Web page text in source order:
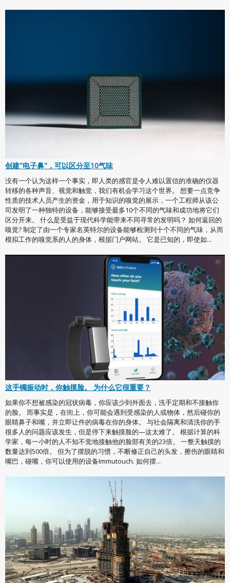
创建"电子鼻"，可以区分至10气味
没有一个认为这样一个事实，即人类的感官是令人难以置信的准确的仪器
转移的各种声音、视觉和触觉，我们有机会学习这个世界。 想要一点竞争
性质的技术人员产生的资金，用于知识的嗅觉的展示，一个工程师从该公
司发明了一种独特的设备，能够接受最多10个不同的气味和成功地将它们
区分开来。 什么是受益于现代科学能带来不同寻常的发明吗？ 如何返回的
嗅觉? 制定了由一个专家名英特尔的设备能够检测到十个不同的气味，从而
模拟工作的嗅觉系的人的身体，根据门户网站。 它是已知的，即使如...
这手镯振动时，你触摸脸。 为什么它很重要？
如果你不想被感染的冠状病毒，你应该少到外面去，洗手定期和不接触你
的脸。 而事实是，在街上，你可能会遇到受感染的人或物体，然后碰你的
眼睛鼻子和嘴，并立即让件的病毒在你的身体。 与社会隔离和清洗你的手
很多人的问题应该发生，但是停下来触摸脸的—这太难了。 根据计算的科
学家，每一小时的人不知不觉地接触他的脸部有关的23倍。 一整天触摸的
数量达到500倍。 但为了摆脱的习惯，不断修正自己的头发，擦伤的眼睛和
嘴巴，碰嘴，你可以使用的设备Immutouch. 如何摆...